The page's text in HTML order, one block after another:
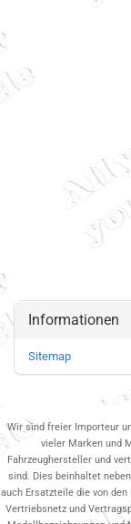
Informationen
Sitemap
Wir sind freier Importeur
vieler Marken und
Fahrzeughersteller und
sind. Dies beinhaltet
auch Ersatzteile die von
Vertriebsnetz und